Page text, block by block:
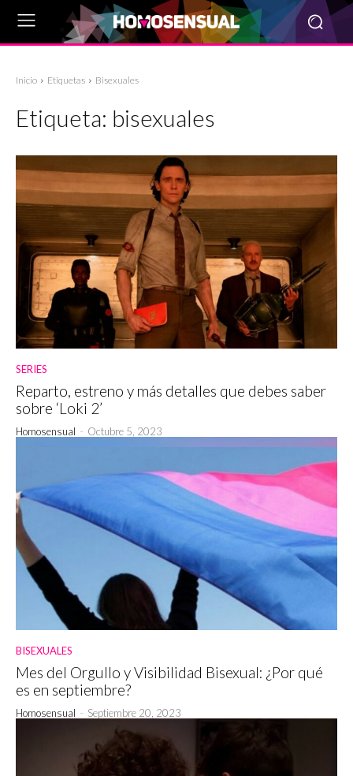
Inicio Etiquetas Bisexuales
Etiqueta: bisexuales
SERIES
Reparto, estreno y más detalles que debes saber
sobre ‘Loki 2’
Homosensual - Octubre 5, 2023
BISEXUALES
Mes del Orgullo y Visibilidad Bisexual: ¿Por qué
es en septiembre?
Homosensual - Septiembre 20, 2023